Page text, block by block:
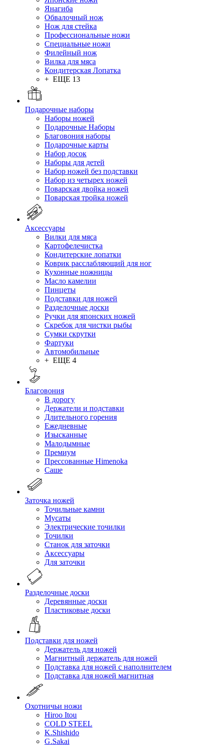
Янагиба
Обвалочный нож
Нож для стейка
Профессиональные ножи
Специальные ножи
Филейный нож
Вилка для мяса
Кондитерская Лопатка
+ ЕЩЕ 13
Подарочные наборы
Наборы ножей
Подарочные Наборы
Благовония наборы
Подарочные карты
Набор досок
Наборы для детей
Набор ножей без подставки
Набор из четырех ножей
Поварская двойка ножей
Поварская тройка ножей
Аксессуары
Вилки для мяса
Картофелечистка
Кондитерские лопатки
Коврик расслабляющий для ног
Кухонные ножницы
Масло камелии
Пинцеты
Подставки для ножей
Разделочные доски
Ручки для японских ножей
Скребок для чистки рыбы
Сумки скрутки
Фартуки
Автомобильные
+ ЕЩЕ 4
Благовония
В дорогу
Держатели и подставки
Длительного горения
Ежедневные
Изысканные
Малодымные
Премиум
Прессованные Himenoka
Саше
Заточка ножей
Точильные камни
Мусаты
Электрические точилки
Точилки
Станок для заточки
Аксессуары
Для заточки
Разделочные доски
Деревянные доски
Пластиковые доски
Подставки для ножей
Держатель для ножей
Магнитный держатель для ножей
Подставка для ножей с наполнителем
Подставка для ножей магнитная
Охотничьи ножи
Hiroo Itou
COLD STEEL
K.Shishido
G.Sakai